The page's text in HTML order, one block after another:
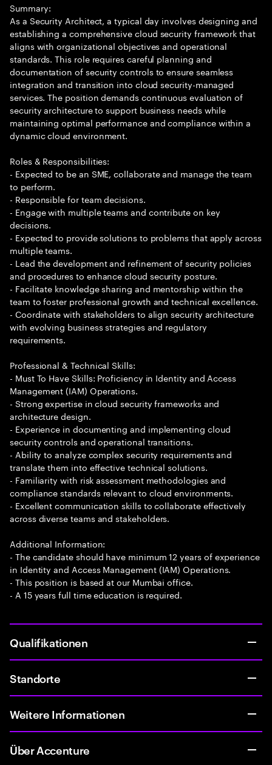
Summary:
As a Security Architect, a typical day involves designing and
establishing a comprehensive cloud security framework that
aligns with organizational objectives and operational
standards. This role requires careful planning and
documentation of security controls to ensure seamless
integration and transition into cloud security-managed
services. The position demands continuous evaluation of
security architecture to support business needs while
maintaining optimal performance and compliance within a
dynamic cloud environment.
Roles & Responsibilities:
- Expected to be an SME, collaborate and manage the team
to perform.
- Responsible for team decisions.
- Engage with multiple teams and contribute on key
decisions.
- Expected to provide solutions to problems that apply across
multiple teams.
- Lead the development and refinement of security policies
and procedures to enhance cloud security posture.
- Facilitate knowledge sharing and mentorship within the
team to foster professional growth and technical excellence.
- Coordinate with stakeholders to align security architecture
with evolving business strategies and regulatory
requirements.
Professional & Technical Skills:
- Must To Have Skills: Proficiency in Identity and Access
Management (IAM) Operations.
- Strong expertise in cloud security frameworks and
architecture design.
- Experience in documenting and implementing cloud
security controls and operational transitions.
- Ability to analyze complex security requirements and
translate them into effective technical solutions.
- Familiarity with risk assessment methodologies and
compliance standards relevant to cloud environments.
- Excellent communication skills to collaborate effectively
across diverse teams and stakeholders.
Additional Information:
- The candidate should have minimum 12 years of experience
in Identity and Access Management (IAM) Operations.
- This position is based at our Mumbai office.
- A 15 years full time education is required.
Qualifikationen
Standorte
Weitere Informationen
Über Accenture